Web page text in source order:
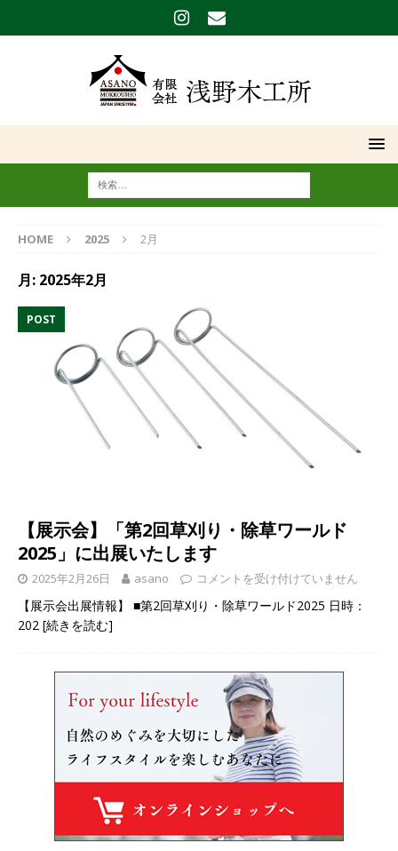
HOME 2025 2月
月: 2025年2月
POST
【展示会】「第2回草刈り・除草ワールド
2025」に出展いたします
2025年2月26日 asano コメントを受け付けていません
【展示会出展情報】 ■第2回草刈り・除草ワールド2025 日時：
202 [続きを読む]